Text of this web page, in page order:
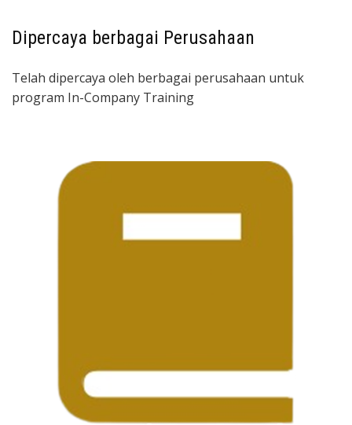
Dipercaya berbagai Perusahaan
Telah dipercaya oleh berbagai perusahaan untuk
program In-Company Training